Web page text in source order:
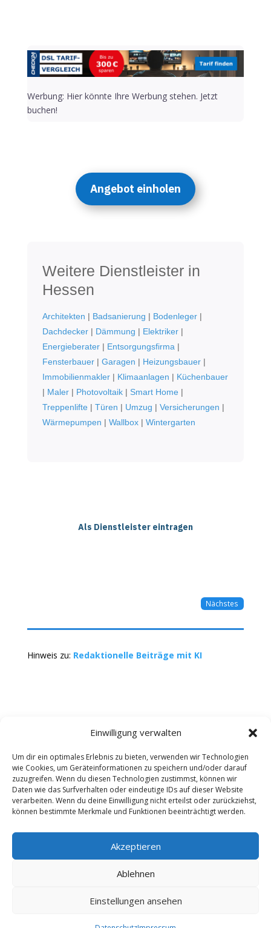
Einwilligung verwalten
Um dir ein optimales Erlebnis zu bieten, verwenden wir Technologien
wie Cookies, um Geräteinformationen zu speichern und/oder darauf
zuzugreifen. Wenn du diesen Technologien zustimmst, können wir
Daten wie das Surfverhalten oder eindeutige IDs auf dieser Website
verarbeiten. Wenn du deine Einwilligung nicht erteilst oder zurückziehst,
können bestimmte Merkmale und Funktionen beeinträchtigt werden.
Akzeptieren
Ablehnen
Einstellungen ansehen
Werbung: Hier könnte Ihre Werbung stehen. Jetzt
buchen!
Angebot einholen
Weitere Dienstleister in
Hessen
Architekten | Badsanierung | Bodenleger|
Dachdecker| Dämmung | Elektriker|
Energieberater| Entsorgungsfirma |
Fensterbauer| Garagen | Heizungsbauer|
Immobilienmakler| Klimaanlagen | Küchenbauer
| Maler| Photovoltaik| Smart Home|
Treppenlifte| Türen | Umzug | Versicherungen |
Wärmepumpen | Wallbox| Wintergarten
Als Dienstleister eintragen
Nächstes
Hinweis zu: Redaktionelle Beiträge mit KI
Kontakt Impressum
Datenschutz
Werbung buchen
AGB
Copyright 2025-2026 | Web24 Consulting AVO UG |
Alle Rechte vorbehalten *Werbehinweis: Die ist ein
Portal mit Infos zu Dienstleistern und Fachbetrieben
sowie einem Anbieterverzeichnis. Wenn Sie bei den
Werbepartnern ein Angebot anfordern oder etwas
jeweiligen Dienstleister. Redaktionelle Einträge wurden